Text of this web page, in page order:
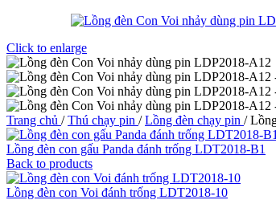
Click to enlarge
Trang chủ / Thú chạy pin / Lồng đèn chạy pin /
Lồng đèn con gấu Panda đánh trống LDT2018-B1
Back to products
Lồng đèn con Voi đánh trống LDT2018-10